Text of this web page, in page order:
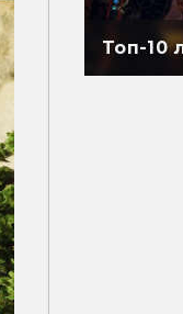
Топ-10